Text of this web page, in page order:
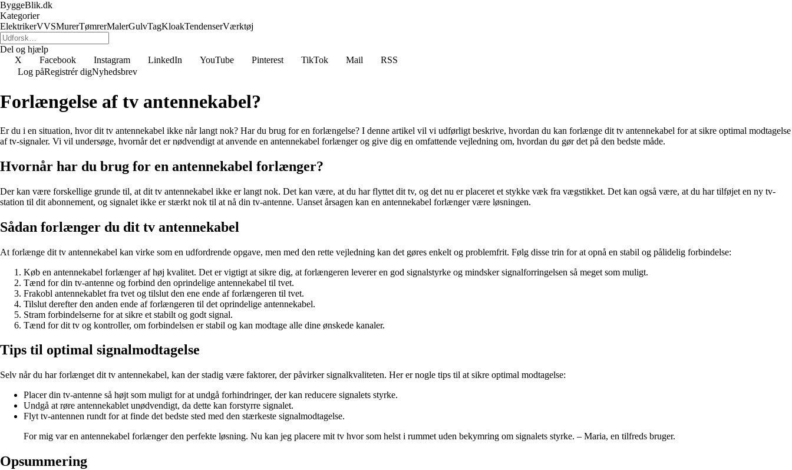
ByggeBlik.dk
Kategorier
ElektrikerVVSMurerTømrerMalerGulvTagKloakTendenserVærktøj
Del og hjælp
X
Facebook Instagram LinkedIn YouTube Pinterest TikTok Mail
RSS
Log påRegistrér digNyhedsbrev
Forlængelse af tv antennekabel?
Er du i en situation, hvor dit tv antennekabel ikke når langt nok? Har du brug for en forlængelse? I denne artikel vil vi udførligt beskrive, hvordan du kan forlænge dit tv antennekabel for at sikre optimal modtagelse
af tv-signaler. Vi vil undersøge, hvornår det er nødvendigt at anvende en antennekabel forlænger og give dig en omfattende vejledning om, hvordan du gør det på den bedste måde.
Hvornår har du brug for en antennekabel forlænger?
Der kan være forskellige grunde til, at dit tv antennekabel ikke er langt nok. Det kan være, at du har flyttet dit tv, og det nu er placeret et stykke væk fra vægstikket. Det kan også være, at du har tilføjet en ny tv-
station til dit abonnement, og signalet ikke er stærkt nok til at nå din tv-antenne. Uanset årsagen kan en antennekabel forlænger være løsningen.
Sådan forlænger du dit tv antennekabel
At forlænge dit tv antennekabel kan virke som en udfordrende opgave, men med den rette vejledning kan det gøres enkelt og problemfrit. Følg disse trin for at opnå en stabil og pålidelig forbindelse:
Køb en antennekabel forlænger af høj kvalitet. Det er vigtigt at sikre dig, at forlængeren leverer en god signalstyrke og mindsker signalforringelsen så meget som muligt.
Tænd for din tv-antenne og forbind den oprindelige antennekabel til tvet.
Frakobl antennekablet fra tvet og tilslut den ene ende af forlængeren til tvet.
Tilslut derefter den anden ende af forlængeren til det oprindelige antennekabel.
Stram forbindelserne for at sikre et stabilt og godt signal.
Tænd for dit tv og kontroller, om forbindelsen er stabil og kan modtage alle dine ønskede kanaler.
Tips til optimal signalmodtagelse
Selv når du har forlænget dit tv antennekabel, kan der stadig være faktorer, der påvirker signalkvaliteten. Her er nogle tips til at sikre optimal modtagelse:
Placer din tv-antenne så højt som muligt for at undgå forhindringer, der kan reducere signalets styrke.
Undgå at røre antennekablet unødvendigt, da dette kan forstyrre signalet.
Flyt tv-antennen rundt for at finde det bedste sted med den stærkeste signalmodtagelse.
For mig var en antennekabel forlænger den perfekte løsning. Nu kan jeg placere mit tv hvor som helst i rummet uden bekymring om signalets styrke. – Maria, en tilfreds bruger.
Opsummering